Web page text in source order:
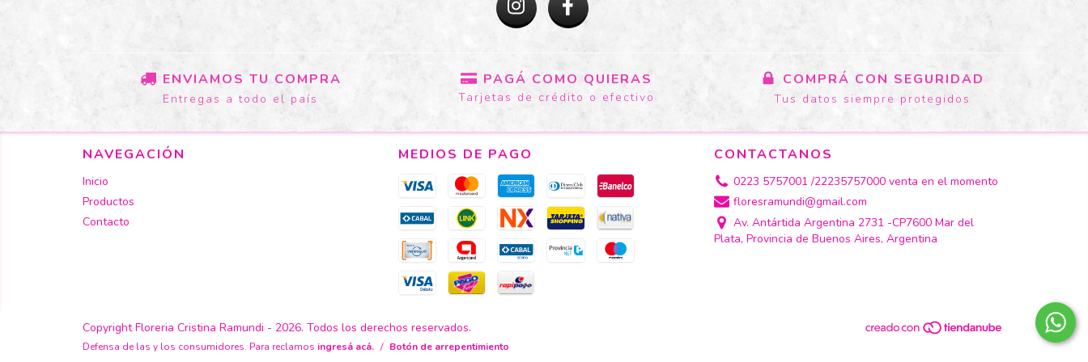
ENVIAMOS TU COMPRA
Entregas a todo el país
PAGÁ COMO QUIERAS
Tarjetas de crédito o efectivo
COMPRÁ CON SEGURIDAD
Tus datos siempre protegidos
NAVEGACIÓN
Inicio
Productos
Contacto
MEDIOS DE PAGO CONTACTANOS
0223 5757001 /22235757000 venta en el momento
floresramundi@gmail.com
Av. Antártida Argentina 2731 -CP7600 Mar del
Plata, Provincia de Buenos Aires, Argentina
Copyright Floreria Cristina Ramundi - 2026. Todos los derechos reservados.
Defensa de las y los consumidores. Para reclamos ingresá acá. / Botón de arrepentimiento